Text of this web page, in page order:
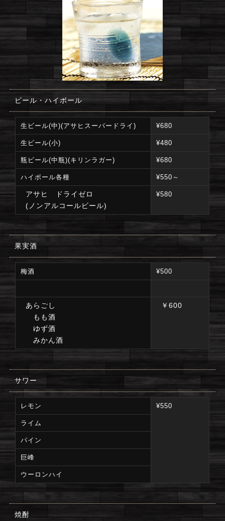
ビール・ハイボール
生ビール(中)(アサヒスーパードライ) ¥680
生ビール(小) ¥480
瓶ビール(中瓶)(キリンラガー) ¥680
ハイボール各種 ¥550～
アサヒ ドライゼロ
(ノンアルコールビール)
¥580
果実酒
梅酒 ¥500
あらごし
もも酒
ゆず酒
みかん酒
￥600
サワー
レモン ¥550
ライム
パイン
巨峰
ウーロンハイ
焼酎